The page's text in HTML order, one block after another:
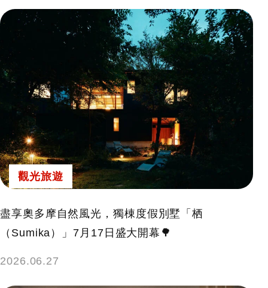
觀光旅遊
盡享奧多摩自然風光，獨棟度假別墅「栖
（Sumika）」7月17日盛大開幕🌳
2026.06.27